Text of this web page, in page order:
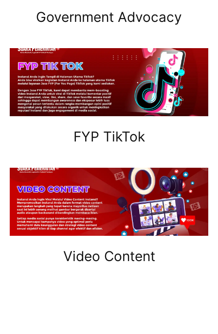
Government Advocacy
FYP TikTok
Video Content